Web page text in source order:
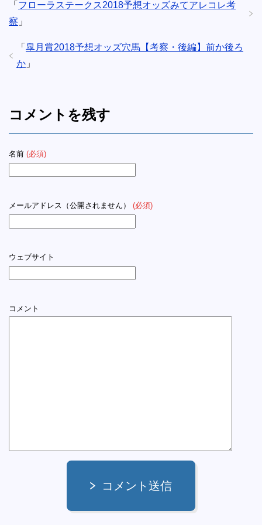
「 フローラステークス2018予想オッズみてアレコレ考
察 」
「 皐月賞2018予想オッズ穴馬【考察・後編】前か後ろ
か 」
コメントを残す
名前 (必須)
メールアドレス（公開されません） (必須)
ウェブサイト
コメント
コメント送信